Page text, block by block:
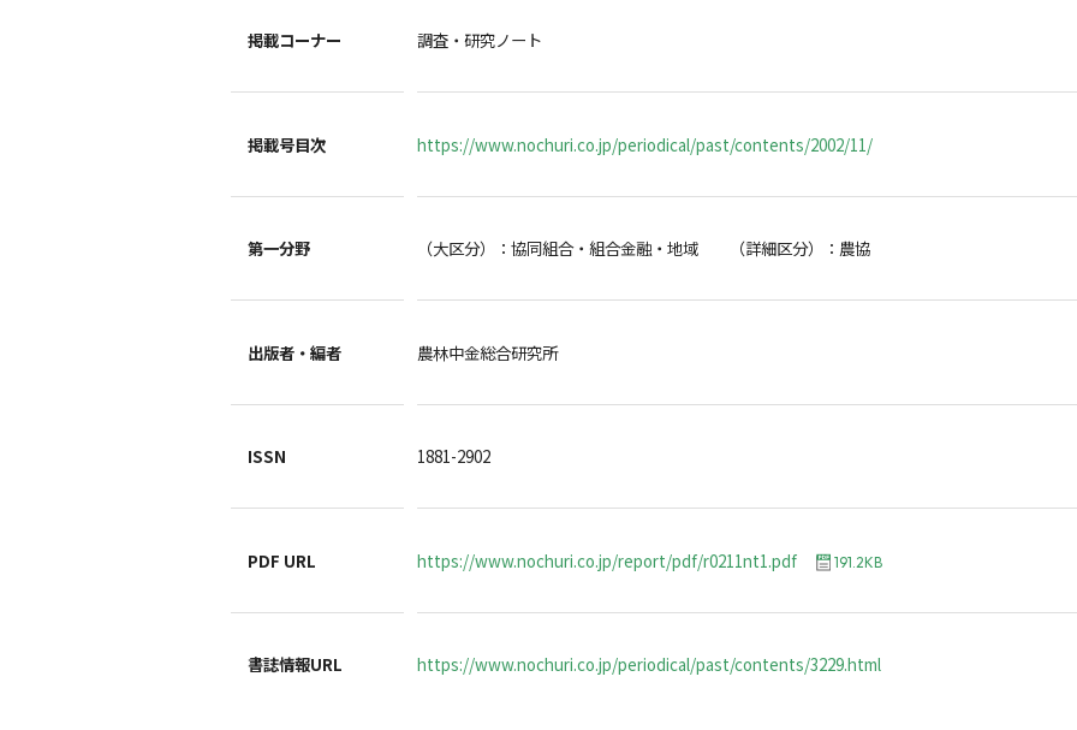
掲載コーナー 調査・研究ノート
掲載号目次 https://www.nochuri.co.jp/periodical/past/contents/2002/11/
第一分野 （大区分）：協同組合・組合金融・地域 （詳細区分）：農協
出版者・編者 農林中金総合研究所
ISSN 1881-2902
PDF URL https://www.nochuri.co.jp/report/pdf/r0211nt1.pdf 191.2KB
書誌情報URL https://www.nochuri.co.jp/periodical/past/contents/3229.html